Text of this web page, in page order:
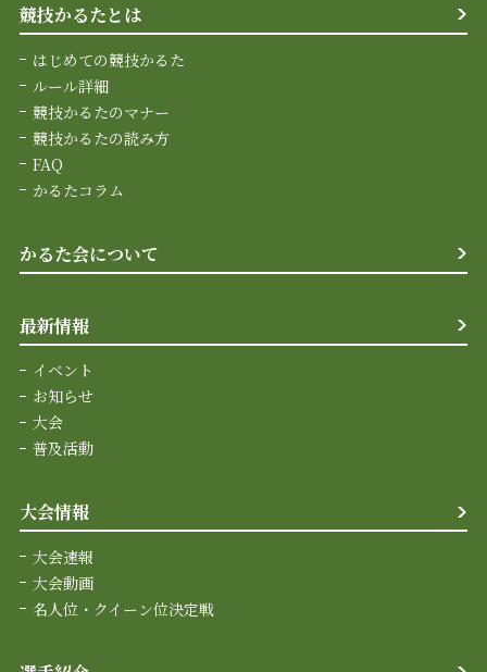
競技かるたとは
はじめての競技かるた
ルール詳細
競技かるたのマナー
競技かるたの読み方
FAQ
かるたコラム
かるた会について
最新情報
イベント
お知らせ
大会
普及活動
大会情報
大会速報
大会動画
名人位・クイーン位決定戦